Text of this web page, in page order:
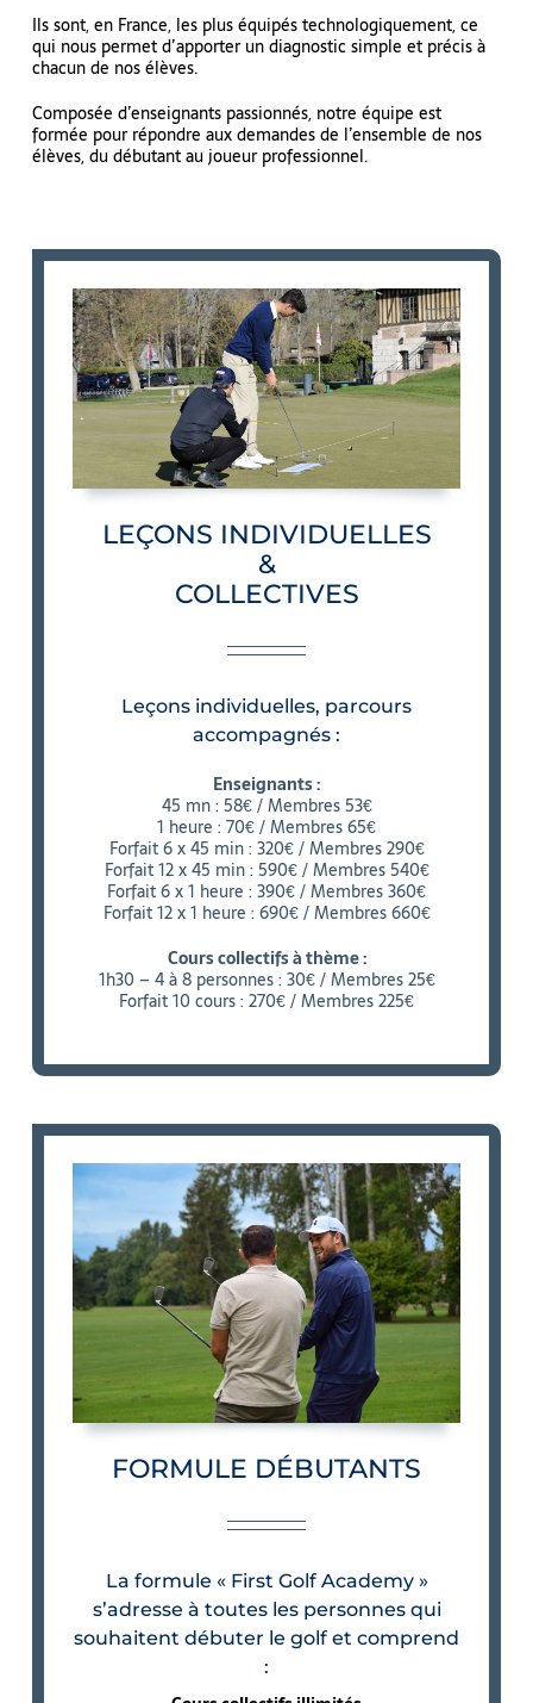
Ils sont, en France, les plus équipés technologiquement, ce
qui nous permet d’apporter un diagnostic simple et précis à
chacun de nos élèves.
Composée d’enseignants passionnés, notre équipe est
formée pour répondre aux demandes de l’ensemble de nos
élèves, du débutant au joueur professionnel.
LEÇONS INDIVIDUELLES
&
COLLECTIVES
Leçons individuelles, parcours
accompagnés :
Enseignants :
45 mn : 58€ / Membres 53€
1 heure : 70€ / Membres 65€
Forfait 6 x 45 min : 320€ / Membres 290€
Forfait 12 x 45 min : 590€ / Membres 540€
Forfait 6 x 1 heure : 390€ / Membres 360€
Forfait 12 x 1 heure : 690€ / Membres 660€
Cours collectifs à thème :
1h30 – 4 à 8 personnes : 30€ / Membres 25€
Forfait 10 cours : 270€ / Membres 225€
FORMULE DÉBUTANTS
La formule « First Golf Academy »
s’adresse à toutes les personnes qui
souhaitent débuter le golf et comprend
: